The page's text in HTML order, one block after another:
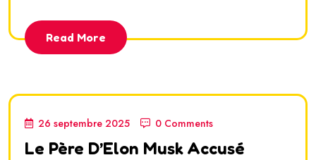
Read More
26 septembre 2025 0 Comments
Le Père D’Elon Musk Accusé